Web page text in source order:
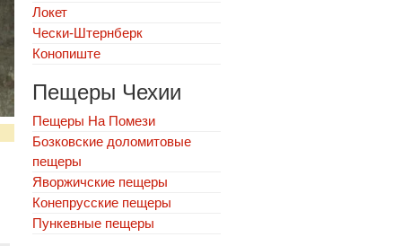
Локет
Чески-Штернберк
Конопиште
Пещеры Чехии
Пещеры На Помези
Бозковские доломитовые
пещеры
Яворжичские пещеры
Конепрусские пещеры
Пункевныe пещеры